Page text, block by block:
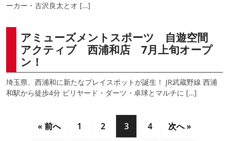
ーカー・古沢良太とオ […]
アミューズメントスポーツ 自遊空間
アクティブ 西浦和店 7月上旬オープ
ン！
埼玉県、西浦和に新たなプレイスポットが誕生！ JR武蔵野線 西浦
和駅から徒歩4分 ビリヤード・ダーツ・卓球とマルチに […]
« 前へ 1 2 3 4 次へ »